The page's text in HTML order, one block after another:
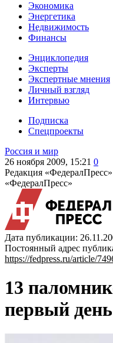
Экономика
Энергетика
Недвижимость
Финансы
Энциклопедия
Эксперты
Экспертные мнения
Личный взгляд
Интервью
Подписка
Спецпроекты
Россия и мир
26 ноября 2009, 15:21 0
Редакция
«ФедералПресс»
Дата публикации:
Постоянный адрес
https://fedpress.ru/article/
13
первый